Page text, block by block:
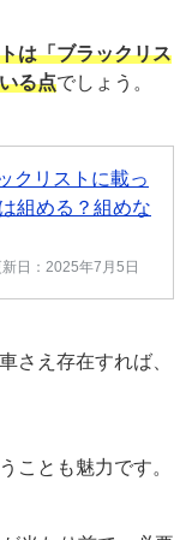
は「ブラックリス
る点でしょう。
クリストに載っ
組める？組めな
日：2025年7月5日
さえ存在すれば、
ことも魅力です。